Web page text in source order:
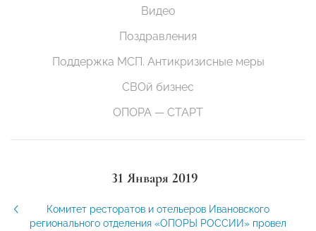
Видео
Поздравления
Поддержка МСП. Антикризисные меры
СВОй бизнес
ОПОРА — СТАРТ
31 Января 2019
Комитет ресторатов и отельеров Ивановского
регионального отделения «ОПОРЫ РОССИИ» провел